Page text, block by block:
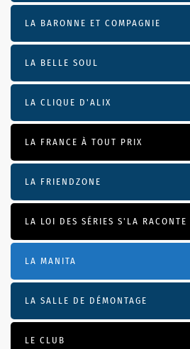
LA BARONNE ET COMPAGNIE
LA BELLE SOUL
LA CLIQUE D'ALIX
LA FRANCE À TOUT PRIX
LA FRIENDZONE
LA LOI DES SÉRIES S'LA RACONTE
LA MANITA
LA SALLE DE DÉMONTAGE
LE CLUB